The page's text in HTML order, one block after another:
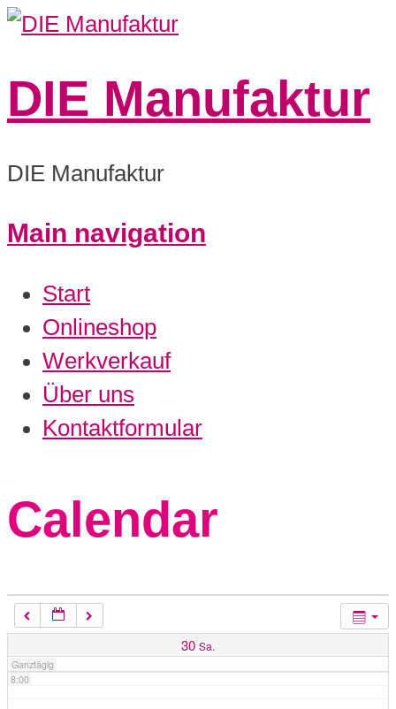
DIE Manufaktur
DIE Manufaktur
Main navigation
Start
Onlineshop
Werkverkauf
Über uns
Kontaktformular
Calendar
30 Sa.
Ganztägig
2:00
5:00
7:00
8:00